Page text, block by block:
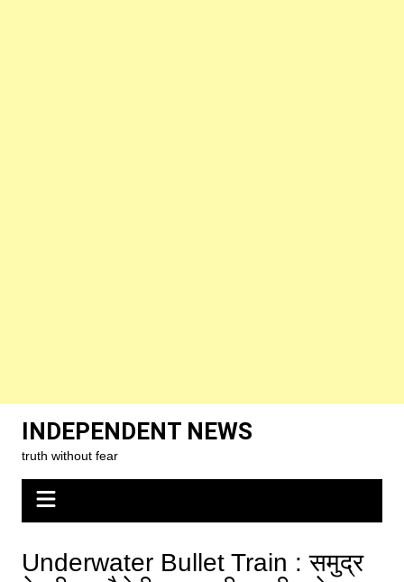
content
INDEPENDENT NEWS
truth without fear
Underwater Bullet Train : समुद्र